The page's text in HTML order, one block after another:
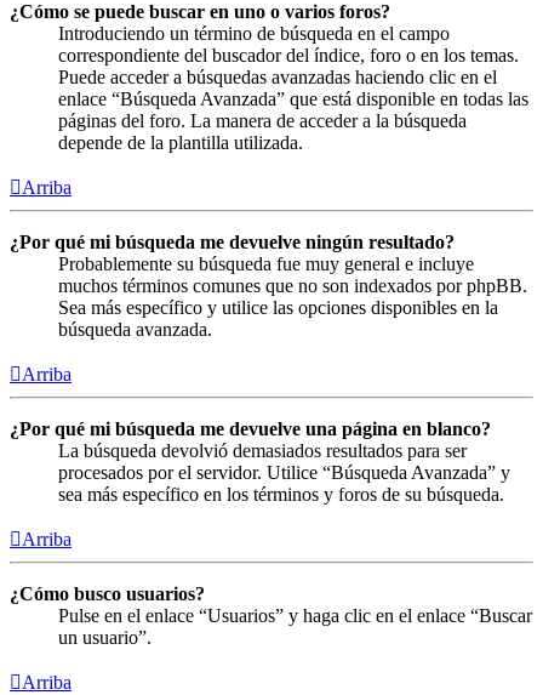
¿Cómo se puede buscar en uno o varios foros?
Introduciendo un término de búsqueda en el campo
correspondiente del buscador del índice, foro o en los temas.
Puede acceder a búsquedas avanzadas haciendo clic en el
enlace “Búsqueda Avanzada” que está disponible en todas las
páginas del foro. La manera de acceder a la búsqueda
depende de la plantilla utilizada.
Arriba
¿Por qué mi búsqueda me devuelve ningún resultado?
Probablemente su búsqueda fue muy general e incluye
muchos términos comunes que no son indexados por phpBB.
Sea más específico y utilice las opciones disponibles en la
búsqueda avanzada.
Arriba
¿Por qué mi búsqueda me devuelve una página en blanco?
La búsqueda devolvió demasiados resultados para ser
procesados por el servidor. Utilice “Búsqueda Avanzada” y
sea más específico en los términos y foros de su búsqueda.
Arriba
¿Cómo busco usuarios?
Pulse en el enlace “Usuarios” y haga clic en el enlace “Buscar
un usuario”.
Arriba